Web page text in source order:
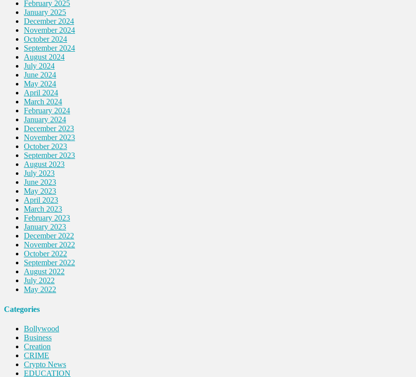
February 2025
January 2025
December 2024
November 2024
October 2024
September 2024
August 2024
July 2024
June 2024
May 2024
April 2024
March 2024
February 2024
January 2024
December 2023
November 2023
October 2023
September 2023
August 2023
July 2023
June 2023
May 2023
April 2023
March 2023
February 2023
January 2023
December 2022
November 2022
October 2022
September 2022
August 2022
July 2022
May 2022
Categories
Bollywood
Business
Creation
CRIME
Crypto News
EDUCATION